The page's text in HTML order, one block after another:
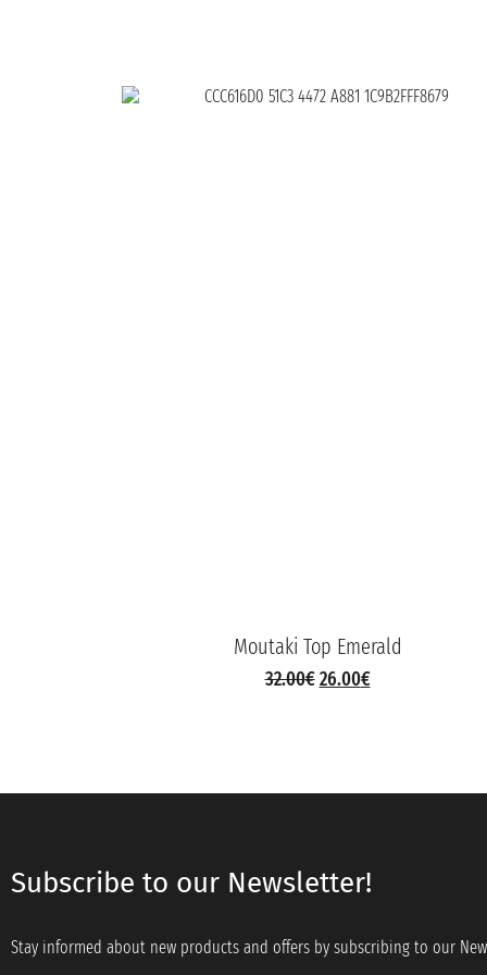
Moutaki Top Emerald
32.00€ 26.00€
Subscribe to our Newsletter!
Stay informed about new products and offers by subscribing to our